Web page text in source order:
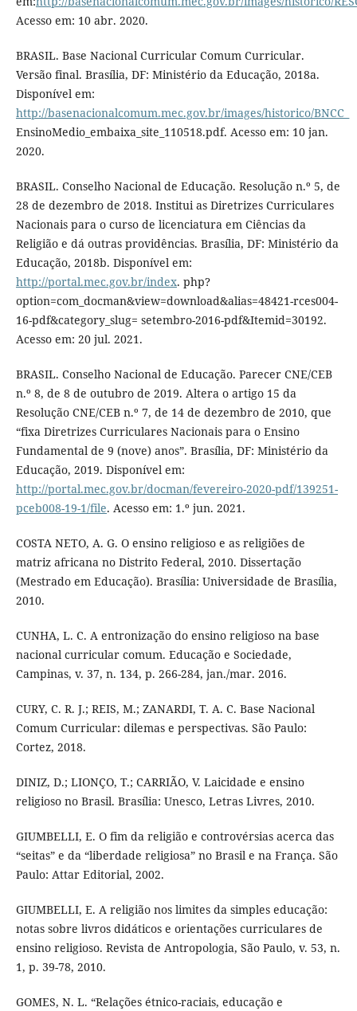
Acesso em: 10 abr. 2020.
BRASIL. Base Nacional Curricular Comum Curricular.
Versão final. Brasília, DF: Ministério da Educação, 2018a.
Disponível em:
http://basenacionalcomum.mec.gov.br/images/historico/BNCC_
EnsinoMedio_embaixa_site_110518.pdf. Acesso em: 10 jan.
2020.
BRASIL. Conselho Nacional de Educação. Resolução n.º 5, de
28 de dezembro de 2018. Institui as Diretrizes Curriculares
Nacionais para o curso de licenciatura em Ciências da
Religião e dá outras providências. Brasília, DF: Ministério da
Educação, 2018b. Disponível em:
http://portal.mec.gov.br/index. php?
option=com_docman&view=download&alias=48421-rces004-
16-pdf&category_slug= setembro-2016-pdf&Itemid=30192.
Acesso em: 20 jul. 2021.
BRASIL. Conselho Nacional de Educação. Parecer CNE/CEB
n.º 8, de 8 de outubro de 2019. Altera o artigo 15 da
Resolução CNE/CEB n.º 7, de 14 de dezembro de 2010, que
“fixa Diretrizes Curriculares Nacionais para o Ensino
Fundamental de 9 (nove) anos”. Brasília, DF: Ministério da
Educação, 2019. Disponível em:
http://portal.mec.gov.br/docman/fevereiro-2020-pdf/139251-
pceb008-19-1/file. Acesso em: 1.º jun. 2021.
COSTA NETO, A. G. O ensino religioso e as religiões de
matriz africana no Distrito Federal, 2010. Dissertação
(Mestrado em Educação). Brasília: Universidade de Brasília,
2010.
CUNHA, L. C. A entronização do ensino religioso na base
nacional curricular comum. Educação e Sociedade,
Campinas, v. 37, n. 134, p. 266-284, jan./mar. 2016.
CURY, C. R. J.; REIS, M.; ZANARDI, T. A. C. Base Nacional
Comum Curricular: dilemas e perspectivas. São Paulo:
Cortez, 2018.
DINIZ, D.; LIONÇO, T.; CARRIÃO, V. Laicidade e ensino
religioso no Brasil. Brasília: Unesco, Letras Livres, 2010.
GIUMBELLI, E. O fim da religião e controvérsias acerca das
“seitas” e da “liberdade religiosa” no Brasil e na França. São
Paulo: Attar Editorial, 2002.
GIUMBELLI, E. A religião nos limites da simples educação:
notas sobre livros didáticos e orientações curriculares de
ensino religioso. Revista de Antropologia, São Paulo, v. 53, n.
1, p. 39-78, 2010.
GOMES, N. L. “Relações étnico-raciais, educação e